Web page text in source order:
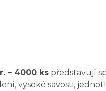
– 4000 ks představují
vysoké savosti,